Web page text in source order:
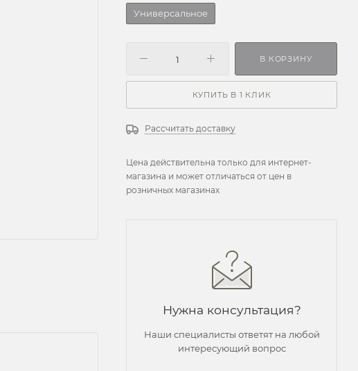
Универсальное
В КОРЗИНУ
КУПИТЬ В 1 КЛИК
Рассчитать доставку
Цена действительна только для интернет-
магазина и может отличаться от цен в
розничных магазинах
Нужна консультация?
Наши специалисты ответят на любой
интересующий вопрос